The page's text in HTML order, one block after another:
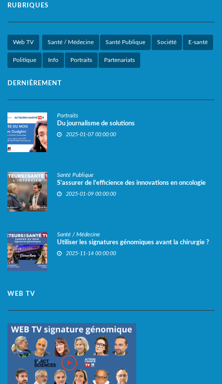
RUBRIQUES
Web TV Santé / Médecine Santé Publique Société E-santé
Politique Info Portraits Partenariats
DERNIÈREMENT
Portraits
Du journalisme de solutions
2025-01-07 00:00:00
Santé Publique
S’assurer de l’efficience des innovations en oncologie
2025-01-09 00:00:00
Santé / Médecine
Utiliser les signatures génomiques avant la chirurgie ?
2025-11-14 00:00:00
WEB TV